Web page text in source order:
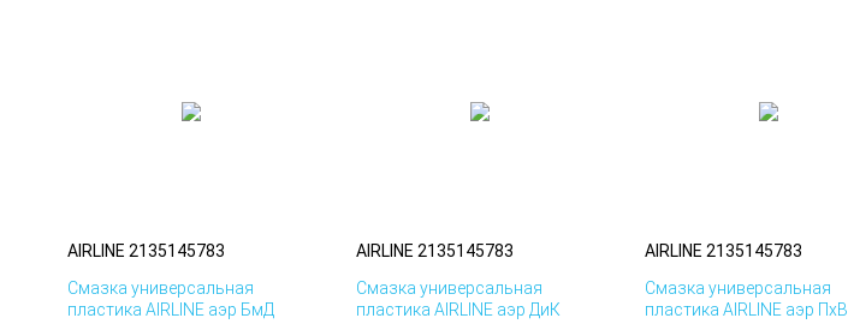
AIRLINE 2135145783
Смазка универсальная
пластика AIRLINE аэр БмД
AIRLINE 2135145783
Смазка универсальная
пластика AIRLINE аэр ДиК
AIRLINE 2135145783
Смазка универсальная
пластика AIRLINE аэр ПхВ